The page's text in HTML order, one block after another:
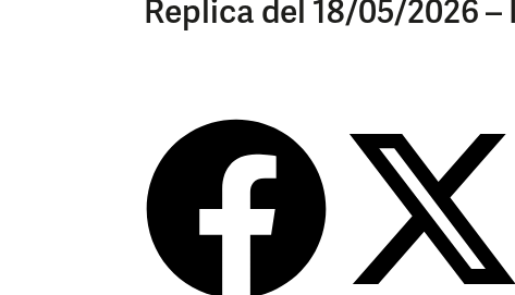
Replica del 18/05/2026